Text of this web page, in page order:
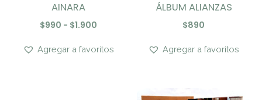
AINARA
$990 - $1.900
Agregar a favoritos
ÁLBUM ALIANZAS
$890
Agregar a favoritos